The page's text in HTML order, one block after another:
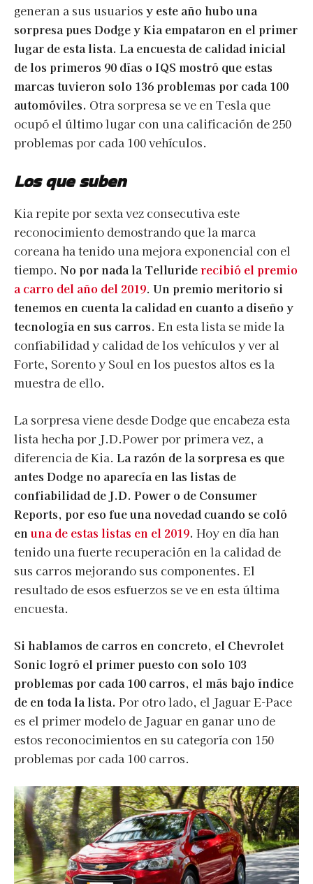
generan a sus usuarios y este año hubo una
sorpresa pues Dodge y Kia empataron en el primer
lugar de esta lista. La encuesta de calidad inicial
de los primeros 90 días o IQS mostró que estas
marcas tuvieron solo 136 problemas por cada 100
automóviles. Otra sorpresa se ve en Tesla que
ocupó el último lugar con una calificación de 250
problemas por cada 100 vehículos.
Los que suben
Kia repite por sexta vez consecutiva este
reconocimiento demostrando que la marca
coreana ha tenido una mejora exponencial con el
tiempo. No por nada laTelluriderecibió el premio
a carro del año del 2019. Un premio meritorio si
tenemos en cuenta la calidad en cuanto a diseño y
tecnología en sus carros. En esta lista se mide la
confiabilidad y calidad de los vehículos y ver al
Forte, Sorento y Soul en los puestos altos es la
muestra de ello.
La sorpresa viene desde Dodge que encabeza esta
lista hecha por J.D.Power por primera vez, a
diferencia de Kia. La razón de la sorpresa es que
antes Dodge no aparecía en las listas de
confiabilidad de J.D. Power o de Consumer
Reports, por eso fue una novedad cuando se coló
en una de estas listas en el 2019. Hoy en día han
tenido una fuerte recuperación en la calidad de
sus carros mejorando sus componentes. El
resultado de esos esfuerzos se ve en esta última
encuesta.
Si hablamos de carros en concreto, el Chevrolet
Sonic logró el primer puesto con solo 103
problemas por cada 100 carros, el más bajo índice
de en toda la lista. Por otro lado, el Jaguar E-Pace
es el primer modelo de Jaguar en ganar uno de
estos reconocimientos en su categoría con 150
problemas por cada 100 carros.